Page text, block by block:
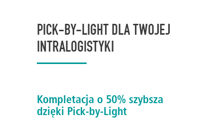
PICK-BY-LIGHT DLA TWOJEJ
INTRALOGISTYKI
Kompletacja o 50% szybsza
dzięki Pick-by-Light